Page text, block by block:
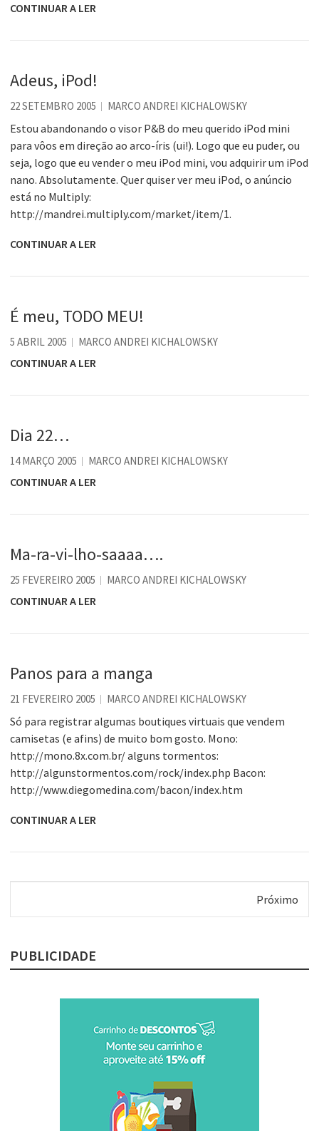
CONTINUAR A LER
Adeus, iPod!
22 SETEMBRO 2005 MARCO ANDREI KICHALOWSKY
Estou abandonando o visor P&B do meu querido iPod mini
para vôos em direção ao arco-íris (ui!). Logo que eu puder, ou
seja, logo que eu vender o meu iPod mini, vou adquirir um iPod
nano. Absolutamente. Quer quiser ver meu iPod, o anúncio
está no Multiply:
http://mandrei.multiply.com/market/item/1.
CONTINUAR A LER
É meu, TODO MEU!
5 ABRIL 2005 MARCO ANDREI KICHALOWSKY
CONTINUAR A LER
Dia 22…
14 MARÇO 2005 MARCO ANDREI KICHALOWSKY
CONTINUAR A LER
Ma-ra-vi-lho-saaaa….
25 FEVEREIRO 2005 MARCO ANDREI KICHALOWSKY
CONTINUAR A LER
Panos para a manga
21 FEVEREIRO 2005 MARCO ANDREI KICHALOWSKY
Só para registrar algumas boutiques virtuais que vendem
camisetas (e afins) de muito bom gosto. Mono:
http://mono.8x.com.br/ alguns tormentos:
http://algunstormentos.com/rock/index.php Bacon:
http://www.diegomedina.com/bacon/index.htm
CONTINUAR A LER
Próximo
PUBLICIDADE